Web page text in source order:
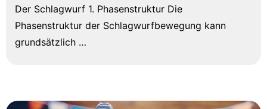
Der Schlagwurf 1. Phasenstruktur Die
Phasenstruktur der Schlagwurfbewegung kann
grundsätzlich …